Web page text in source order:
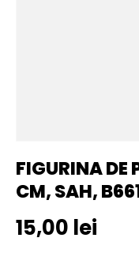
FIGURINA DE
CM, SAH,
Pret initial
15,00 lei